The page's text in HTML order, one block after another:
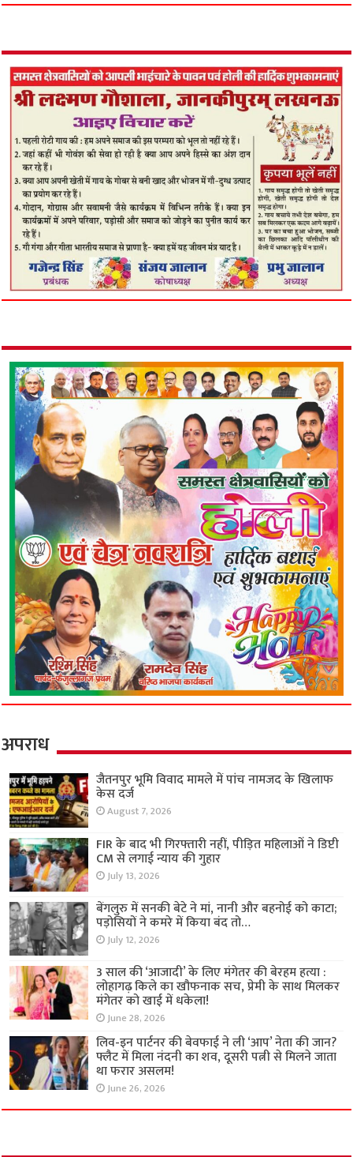
अपराध
जैतनपुर भूमि विवाद मामले में पांच नामजद के खिलाफ
केस दर्ज
August 7, 2026
FIR के बाद भी गिरफ्तारी नहीं, पीड़ित महिलाओं ने डिप्टी
CM से लगाई न्याय की गुहार
July 13, 2026
बेंगलुरु में सनकी बेटे ने मां, नानी और बहनोई को काटा;
पड़ोसियों ने कमरे में किया बंद तो…
July 12, 2026
3 साल की ‘आजादी’ के लिए मंगेतर की बेरहम हत्या :
लोहागढ़ किले का खौफनाक सच, प्रेमी के साथ मिलकर
मंगेतर को खाई में धकेला!
June 28, 2026
लिव-इन पार्टनर की बेवफाई ने ली ‘आप’ नेता की जान?
फ्लैट में मिला नंदनी का शव, दूसरी पत्नी से मिलने जाता
था फरार असलम!
June 26, 2026